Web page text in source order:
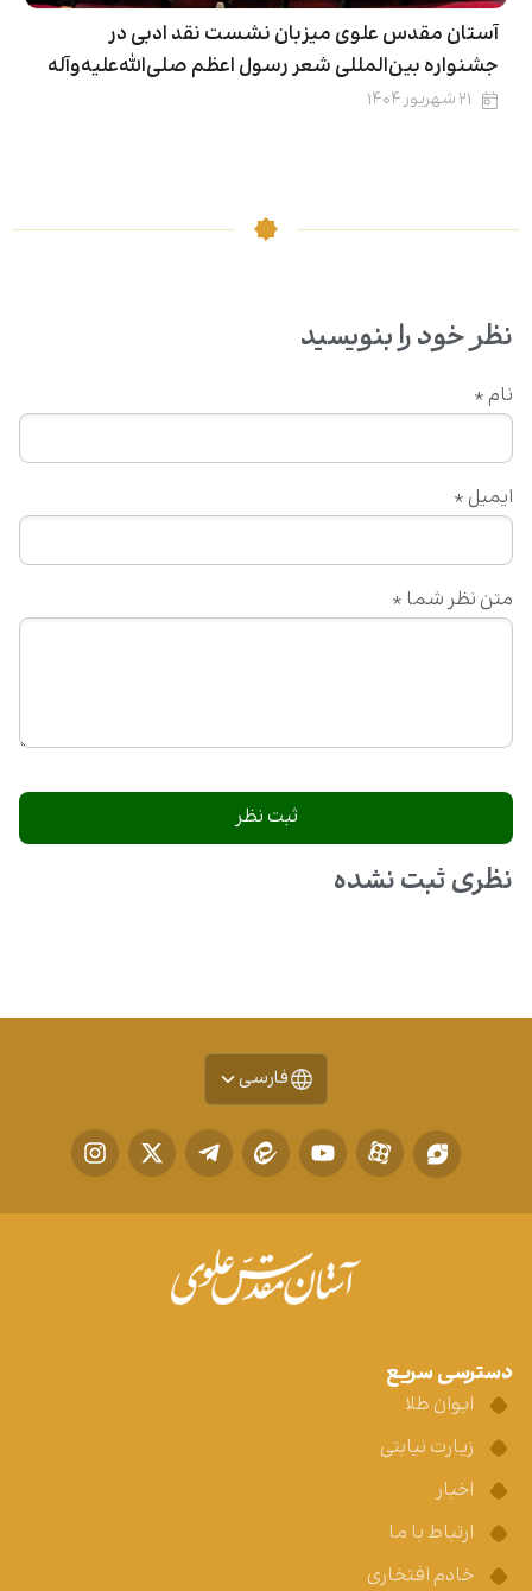
آستان مقدس علوی میزبان نشست نقد ادبی در
جشنواره بین‌المللی شعر رسول اعظم صلی‌الله‌علیه‌وآله
۲۱ شهریور ۱۴۰۴
نظر خود را بنویسید
متن نظر شما *
نام *
ایمیل *
نظری ثبت نشده
فارسی
دسترسی سریع
ایوان طلا
زیارت نیابتی
اخبار
ارتباط با ما
خادم افتخاری